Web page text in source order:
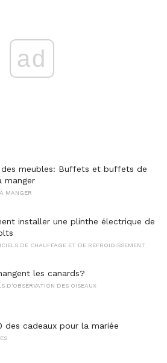
ad
des meubles: Buffets et buffets de
manger
MANGER
installer une plinthe électrique de
DE CHAUFFAGE ET DE REFROIDISSEMENT
les canards?
D'OBSERVATION DES OISEAUX
des cadeaux pour la mariée